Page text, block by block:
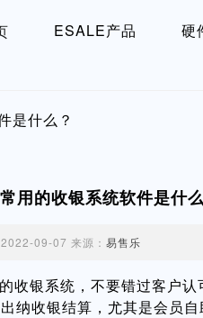
ESALE产品 硬
是什么？
用的收银系统软件是什
2022-09-07 来源：易售乐
银系统，不要错过客户认
纳收银结算，尤其是会员自